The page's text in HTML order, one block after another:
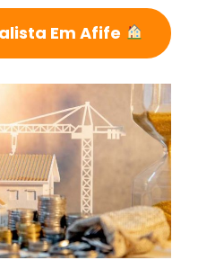
Em Afife